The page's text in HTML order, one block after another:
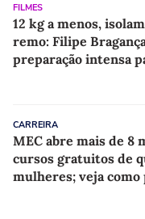
FILMES
12 kg a menos,
remo: Filipe
preparação intensa
CARREIRA
MEC abre mais de 8
cursos gratuitos de
mulheres; veja